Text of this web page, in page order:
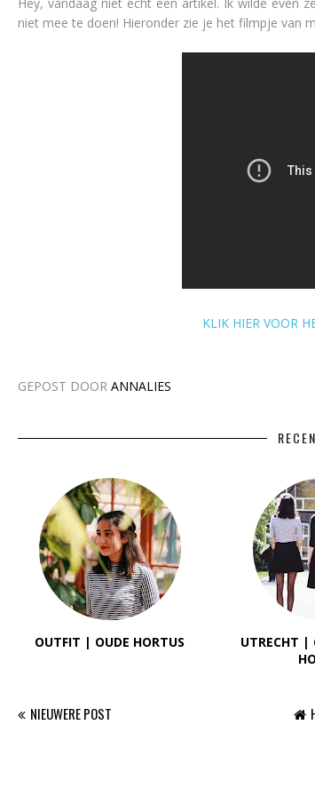
niet mee te doen! Hieronder zie je het filmpje van
KLIK HIER VOOR
GEPOST DOOR ANNALIES
OUTFIT | OUDE HORTUS
UTRECHT |
NIEUWERE POST